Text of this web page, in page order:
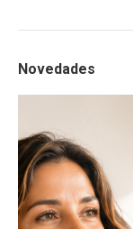
Novedades